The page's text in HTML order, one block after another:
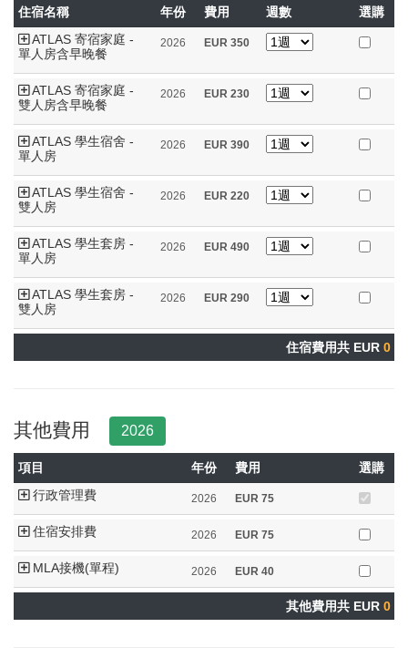
住宿名稱 年份 費用 週數
選購
ATLAS 寄宿家庭 -
單人房含早晚餐
2026 EUR 350
ATLAS 寄宿家庭 -
雙人房含早晚餐
2026 EUR 230
ATLAS 學生宿舍 -
單人房
2026 EUR 390
ATLAS 學生宿舍 -
雙人房
2026 EUR 220
ATLAS 學生套房 -
單人房
2026 EUR 490
ATLAS 學生套房 -
雙人房
2026 EUR 290
住宿費用共 EUR 0
其他費用 2026
項目 年份 費用
選購
行政管理費
2026 EUR 75
住宿安排費 2026 EUR 75
MLA接機(單程) 2026 EUR 40
其他費用共 EUR 0